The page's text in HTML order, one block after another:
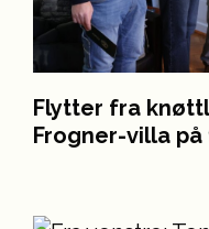
Flytter fra
Frogner-villa